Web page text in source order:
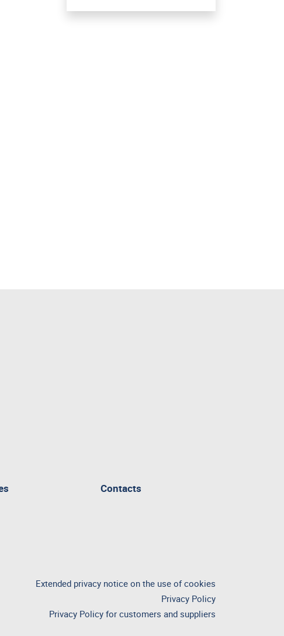
Contacts
Extended privacy notice on the use of cookies
Privacy Policy
Privacy Policy for customers and suppliers